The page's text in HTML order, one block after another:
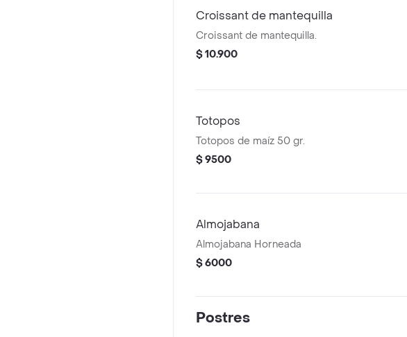
Croissant de mantequilla
Croissant de mantequilla.
$ 10.900
Totopos
Totopos de maíz 50 gr.
$ 9500
Almojabana
Almojabana Horneada
$ 6000
Postres